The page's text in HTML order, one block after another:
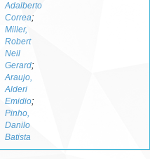
Adalberto
Correa;
Miller,
Robert
Neil
Gerard;
Araujo,
Alderi
Emidio;
Pinho,
Danilo
Batista